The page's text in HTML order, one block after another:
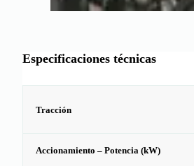
Especificaciones técnicas
Tracción
Accionamiento – Potencia (kW)